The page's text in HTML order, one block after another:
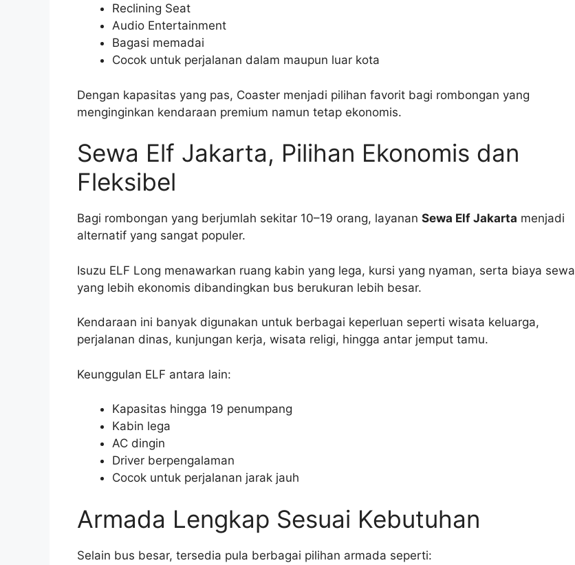
Reclining Seat
Audio Entertainment
Bagasi memadai
Cocok untuk perjalanan dalam maupun luar kota
Dengan kapasitas yang pas, Coaster menjadi pilihan favorit bagi rombongan yang
menginginkan kendaraan premium namun tetap ekonomis.
Sewa Elf Jakarta, Pilihan Ekonomis dan
Fleksibel
Bagi rombongan yang berjumlah sekitar 10–19 orang, layanan Sewa Elf Jakarta menjadi
alternatif yang sangat populer.
Isuzu ELF Long menawarkan ruang kabin yang lega, kursi yang nyaman, serta biaya sewa
yang lebih ekonomis dibandingkan bus berukuran lebih besar.
Kendaraan ini banyak digunakan untuk berbagai keperluan seperti wisata keluarga,
perjalanan dinas, kunjungan kerja, wisata religi, hingga antar jemput tamu.
Keunggulan ELF antara lain:
Kapasitas hingga 19 penumpang
Kabin lega
AC dingin
Driver berpengalaman
Cocok untuk perjalanan jarak jauh
Armada Lengkap Sesuai Kebutuhan
Selain bus besar, tersedia pula berbagai pilihan armada seperti: